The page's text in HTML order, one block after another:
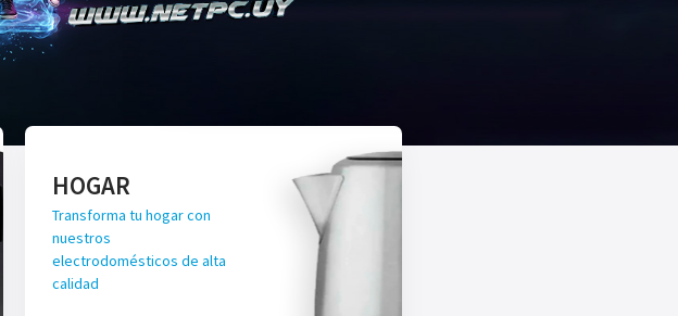
HOGAR
Transforma tu hogar con
nuestros
electrodomésticos de alta
calidad